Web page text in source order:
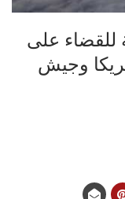
للقضاء على
وجيش